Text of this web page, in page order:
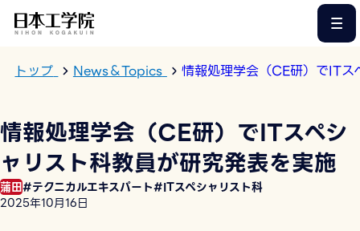
トップ News＆Topics 情報処理学会（CE研）でIT
情報処理学会（CE研）でITスペシ
ャリスト科教員が研究発表を実施
蒲田#テクニカルエキスパート#ITスペシャリスト科
2025年10月16日